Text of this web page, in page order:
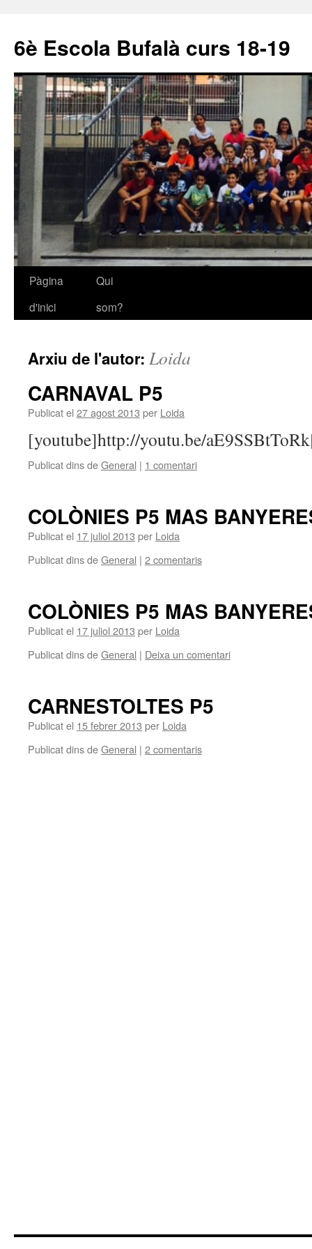
6è Escola Bufalà curs 18-19
Vés
Pàgina
d'inici
Qui
som?
Arxiu de l'autor: Loida
CARNAVAL P5
Publicat el 27 agost 2013 per Loida
[youtube]http://youtu.be/
Publicat dins deGeneral | 1 comentari
COLÒNIES P5 MAS
Publicat el 17 juliol 2013 per Loida
Publicat dins deGeneral | 2 comentaris
COLÒNIES P5 MAS
Publicat el 17 juliol 2013 per Loida
Publicat dins deGeneral | Deixa un comentari
CARNESTOLTES P5
Publicat el 15 febrer 2013 per Loida
Publicat dins deGeneral | 2 comentaris